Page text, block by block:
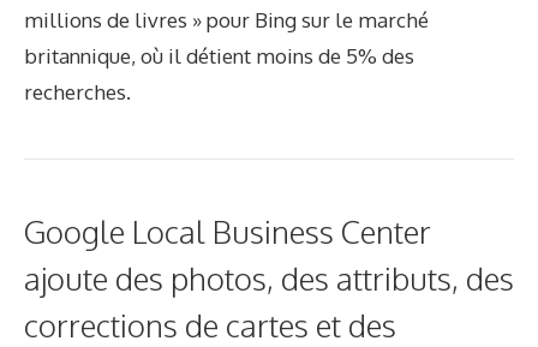
millions de livres » pour Bing sur le marché
britannique, où il détient moins de 5% des
recherches.
Google Local Business Center
ajoute des photos, des attributs, des
corrections de cartes et des